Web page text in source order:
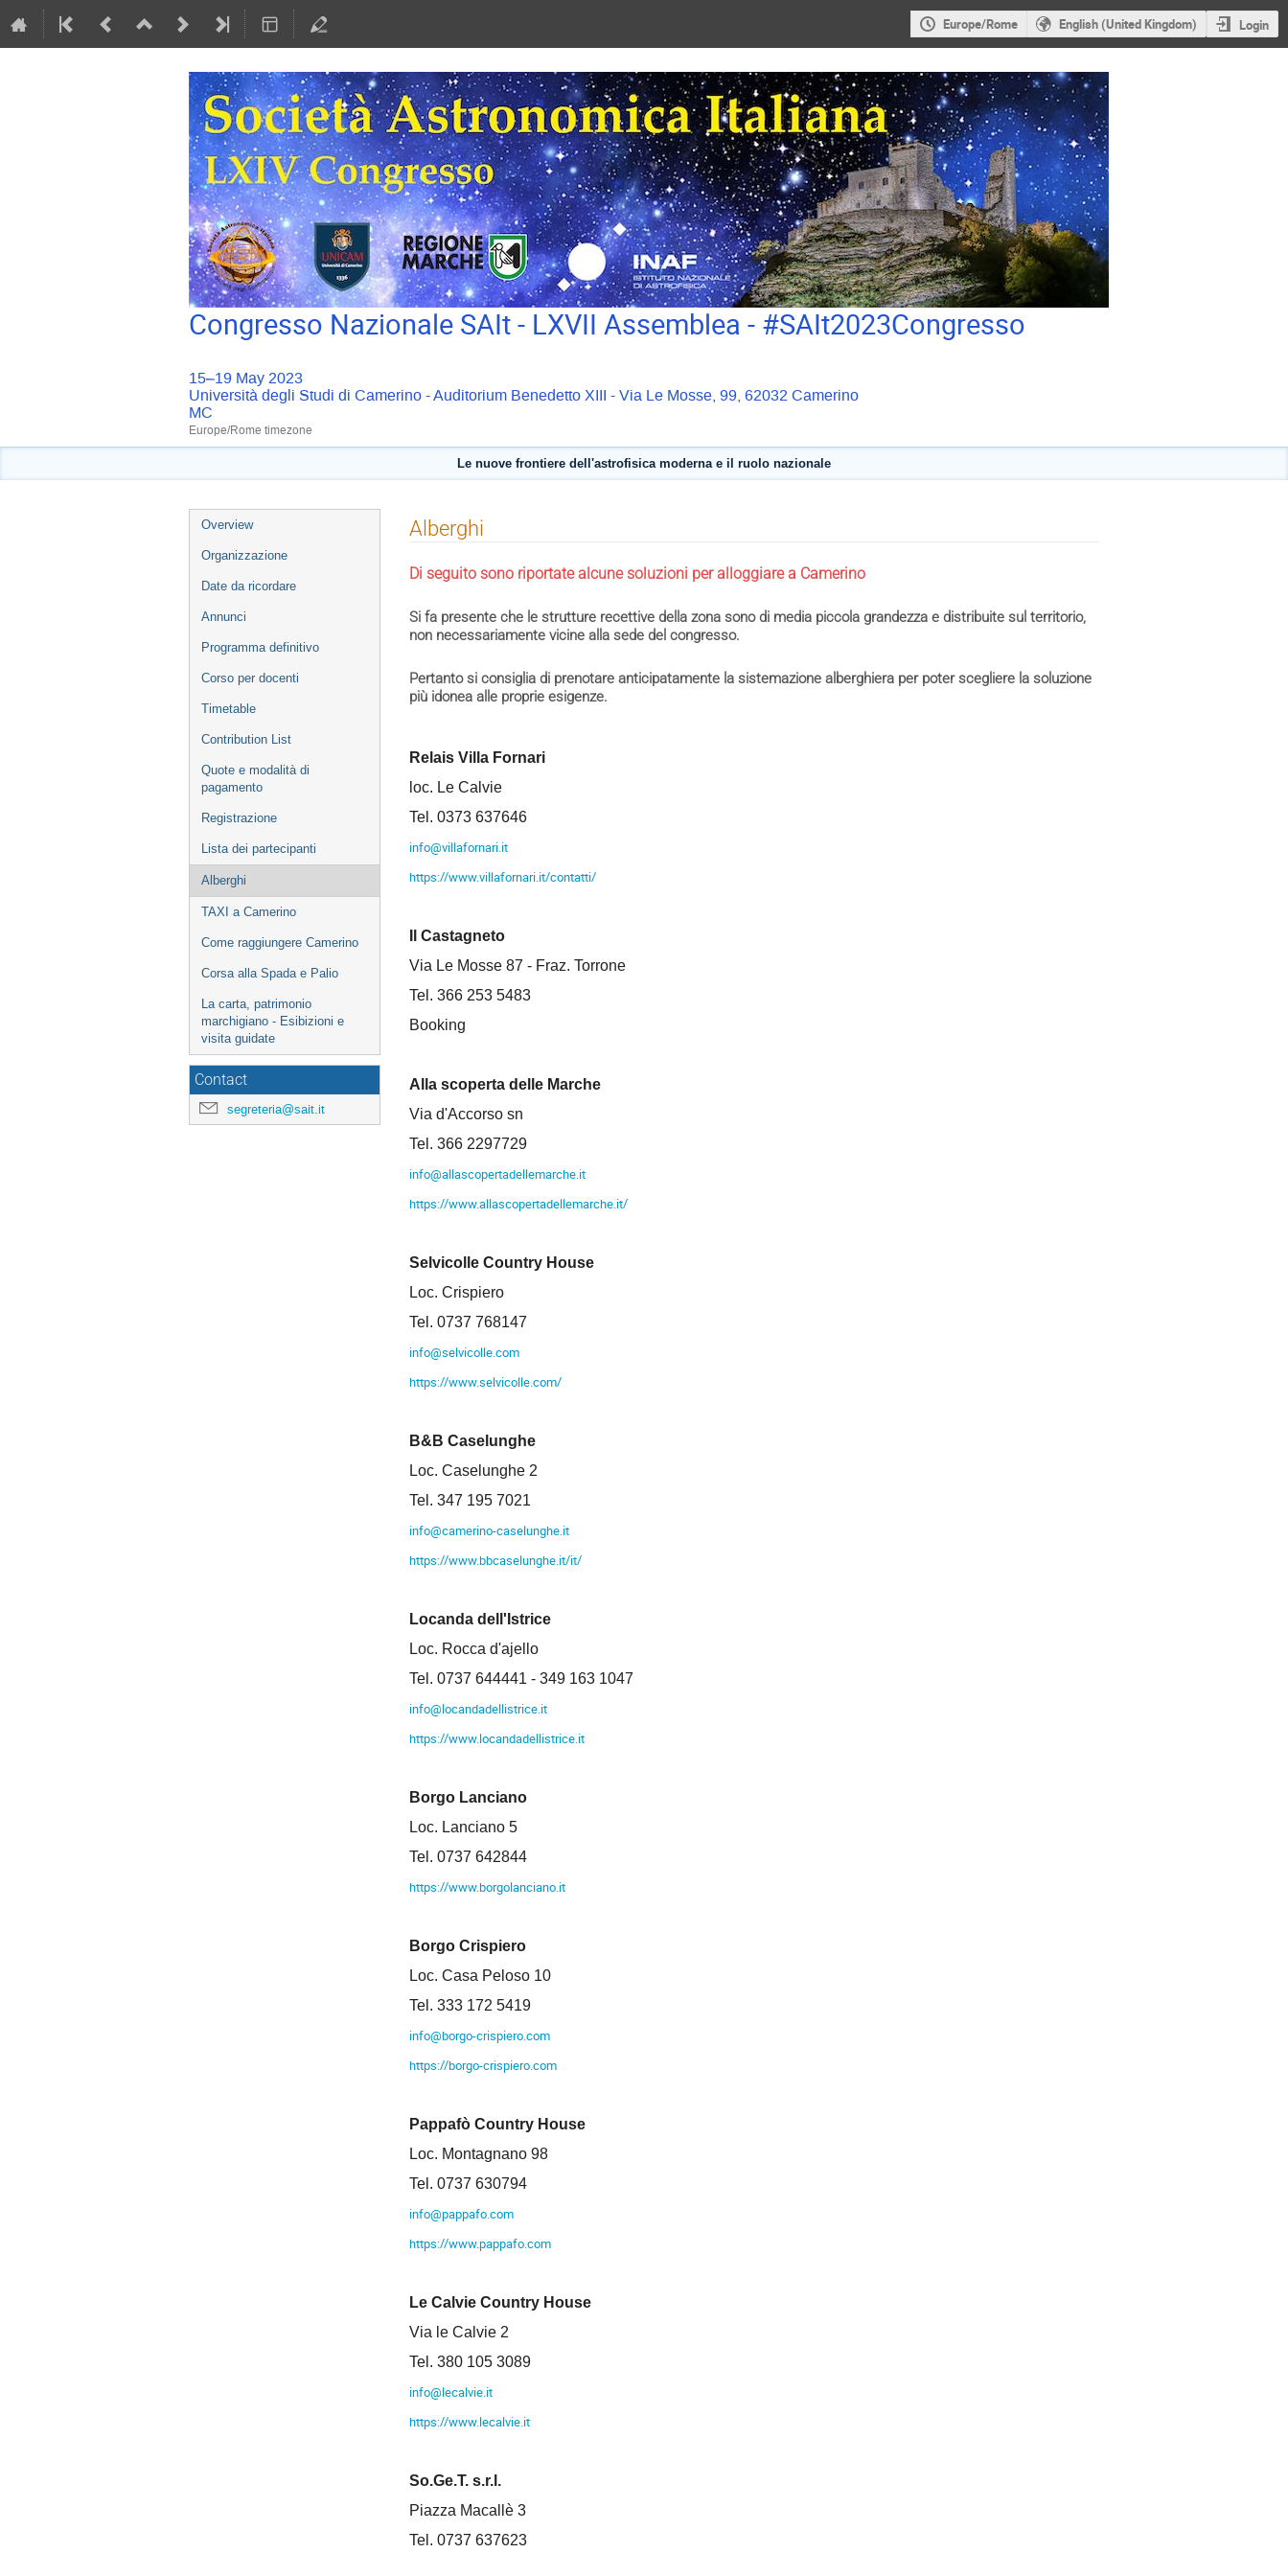
Europe/Rome English (United Kingdom) Login
Congresso Nazionale SAIt - LXVII Assemblea - #SAIt2023Congresso
15–19 May 2023
Università degli Studi di Camerino - Auditorium Benedetto XIII - Via Le Mosse, 99, 62032 Camerino
MC
Europe/Rome timezone
Le nuove frontiere dell'astrofisica moderna e il ruolo nazionale
Event
menu
Overview
Organizzazione
Date da ricordare
Annunci
Programma definitivo
Corso per docenti
Timetable
Contribution List
Quote e modalità di
pagamento
Registrazione
Lista dei partecipanti
Alberghi
TAXI a Camerino
Come raggiungere Camerino
Corsa alla Spada e Palio
La carta, patrimonio
marchigiano - Esibizioni e
visita guidate
Contact
segreteria@sait.it
Alberghi
Di seguito sono riportate alcune soluzioni per alloggiare a Camerino
Si fa presente che le strutture recettive della zona sono di media piccola grandezza e distribuite sul territorio,
non necessariamente vicine alla sede del congresso.
Pertanto si consiglia di prenotare anticipatamente la sistemazione alberghiera per poter scegliere la soluzione
più idonea alle proprie esigenze.
Relais Villa Fornari
loc. Le Calvie
Tel. 0373 637646
info@villafornari.it
https://www.villafornari.it/contatti/
Il Castagneto
Via Le Mosse 87 - Fraz. Torrone
Tel. 366 253 5483
Booking
Alla scoperta delle Marche
Via d'Accorso sn
Tel. 366 2297729
info@allascopertadellemarche.it
https://www.allascopertadellemarche.it/
Selvicolle Country House
Loc. Crispiero
Tel. 0737 768147
info@selvicolle.com
https://www.selvicolle.com/
B&B Caselunghe
Loc. Caselunghe 2
Tel. 347 195 7021
info@camerino-caselunghe.it
https://www.bbcaselunghe.it/it/
Locanda dell'Istrice
Loc. Rocca d'ajello
Tel. 0737 644441 - 349 163 1047
info@locandadellistrice.it
https://www.locandadellistrice.it
Borgo Lanciano
Loc. Lanciano 5
Tel. 0737 642844
https://www.borgolanciano.it
Borgo Crispiero
Loc. Casa Peloso 10
Tel. 333 172 5419
info@borgo-crispiero.com
https://borgo-crispiero.com
Pappafò Country House
Loc. Montagnano 98
Tel. 0737 630794
info@pappafo.com
https://www.pappafo.com
Le Calvie Country House
Via le Calvie 2
Tel. 380 105 3089
info@lecalvie.it
https://www.lecalvie.it
So.Ge.T. s.r.l.
Piazza Macallè 3
Tel. 0737 637623